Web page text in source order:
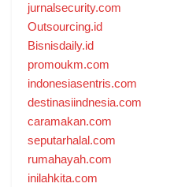
jurnalsecurity.com
Outsourcing.id
Bisnisdaily.id
promoukm.com
indonesiasentris.com
destinasiindnesia.com
caramakan.com
seputarhalal.com
rumahayah.com
inilahkita.com